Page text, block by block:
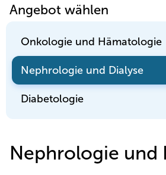
Angebot wählen
Onkologie und Hämatologie
Nephrologie und Dialyse
Diabetologie
Nephrologie und